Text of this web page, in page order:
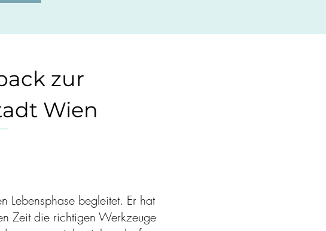
zur
Wien
Lebensphase begleitet. Er hat
Zeit die richtigen Werkzeuge